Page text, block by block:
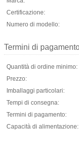
Certificazione:
Numero di modello:
Termini di
Quantità di ordine minimo:
Prezzo:
Imballaggi particolari:
Tempi di consegna:
Termini di pagamento:
Capacità di alimentazione: